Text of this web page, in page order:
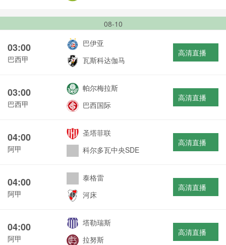
08-10
03:00
巴西甲
巴伊亚
瓦斯科达伽马
高清直播
03:00
巴西甲
帕尔梅拉斯
巴西国际
高清直播
04:00
阿甲
圣塔菲联
科尔多瓦中央SDE
高清直播
04:00
阿甲
泰格雷
河床
高清直播
04:00
阿甲
塔勒瑞斯
拉努斯
高清直播